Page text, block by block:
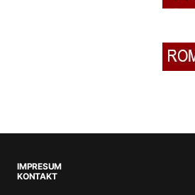
IMPRESUM
KONTAKT